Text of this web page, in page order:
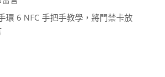
環 6 NFC 手把手教學，將門禁卡放